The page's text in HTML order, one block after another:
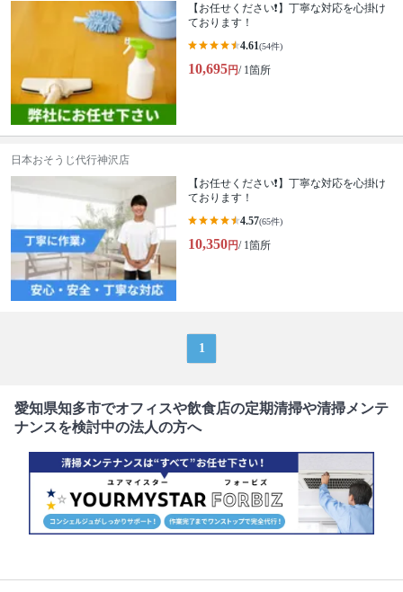
【お任せください❗️】丁寧な対応を心掛け
ております！
4.61(54件)
10,695円/ 1箇所
日本おそうじ代行神沢店
【お任せください❗️】丁寧な対応を心掛け
ております！
4.57(65件)
10,350円/ 1箇所
1
愛知県知多市でオフィスや飲食店の定期清掃や清掃メンテ
ナンスを検討中の法人の方へ